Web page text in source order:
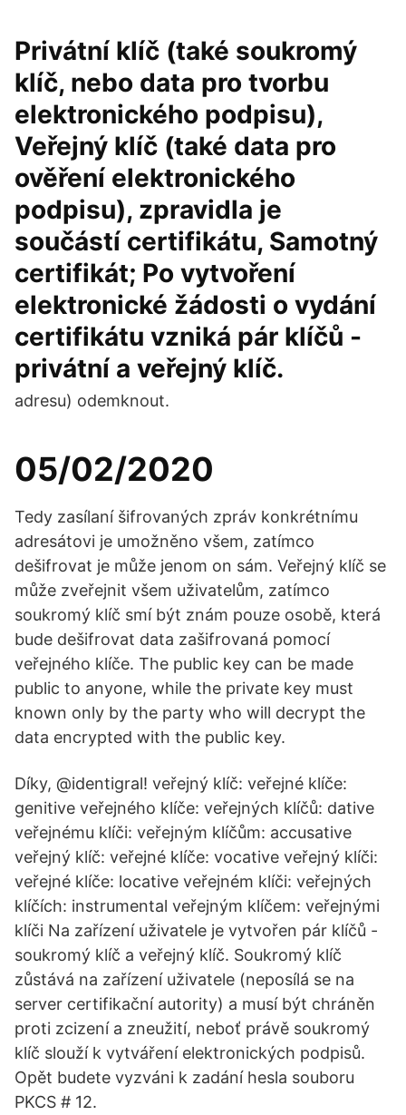
Privátní klíč (také soukromý
klíč, nebo data pro tvorbu
elektronického podpisu),
Veřejný klíč (také data pro
ověření elektronického
podpisu), zpravidla je
součástí certifikátu, Samotný
certifikát; Po vytvoření
elektronické žádosti o vydání
certifikátu vzniká pár klíčů -
privátní a veřejný klíč.
adresu) odemknout.
05/02/2020
Tedy zasílaní šifrovaných zpráv konkrétnímu
adresátovi je umožněno všem, zatímco
dešifrovat je může jenom on sám. Veřejný klíč se
může zveřejnit všem uživatelům, zatímco
soukromý klíč smí být znám pouze osobě, která
bude dešifrovat data zašifrovaná pomocí
veřejného klíče. The public key can be made
public to anyone, while the private key must
known only by the party who will decrypt the
data encrypted with the public key.
Díky, @identigral! veřejný klíč: veřejné klíče:
genitive veřejného klíče: veřejných klíčů: dative
veřejnému klíči: veřejným klíčům: accusative
veřejný klíč: veřejné klíče: vocative veřejný klíči:
veřejné klíče: locative veřejném klíči: veřejných
klíčích: instrumental veřejným klíčem: veřejnými
klíči Na zařízení uživatele je vytvořen pár klíčů -
soukromý klíč a veřejný klíč. Soukromý klíč
zůstává na zařízení uživatele (neposílá se na
server certifikační autority) a musí být chráněn
proti zcizení a zneužití, neboť právě soukromý
klíč slouží k vytváření elektronických podpisů.
Opět budete vyzváni k zadání hesla souboru
PKCS # 12.